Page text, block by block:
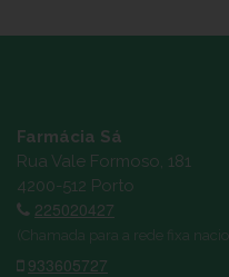
Farmácia Sá
Rua Vale Formoso, 181
4200-512 Porto
225020427
(Chamada para a rede fixa
933605727